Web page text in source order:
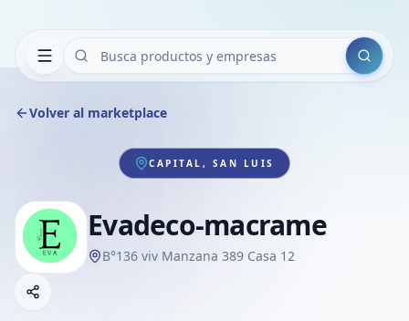
Buscar
Volver al marketplace
CAPITAL, SAN LUIS
Evadeco-macrame
B°136 viv Manzana 389 Casa 12
Compartir empresa